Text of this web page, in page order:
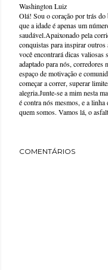
Washington Luiz
Olá! Sou o coração por trás
que a idade é apenas um
saudável.Apaixonado pela
conquistas para inspirar
você encontrará dicas valiosas
adaptado para nós, corredores
espaço de motivação e
começar a correr, superar
alegria.Junte-se a mim nesta
é contra nós mesmos, e a
quem somos. Vamos lá, o
COMENTÁRIOS